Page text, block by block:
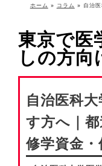
ホーム » コラム » 自治
東京で医
しの方向
自治医科
す方へ｜都
修学資金・